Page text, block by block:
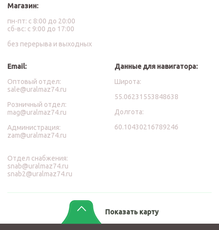
Магазин:
пн-пт: с 8:00 до 20:00
сб-вс: с 9:00 до 17:00
без перерыва и выходных
Email:
Оптовый отдел:
sale@uralmaz74.ru
Розничный отдел:
mag@uralmaz74.ru
Администрация:
zam@uralmaz74.ru
Отдел снабжения:
snab@uralmaz74.ru
snab2@uralmaz74.ru
Данные для навигатора:
Широта:
55.06231553848638
Долгота:
60.10430216789246
Показать карту